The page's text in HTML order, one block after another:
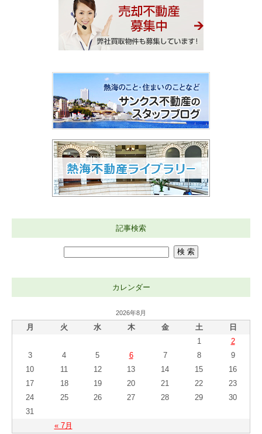
記事検索
カレンダー
2026年8月
月 火 水 木 金 土 日
« 7月
1
2
3
4 5 6 7 8
9
10
11 12 13 14 15
16
17
18 19 20 21 22
23
24
25 26 27 28 29
30
31